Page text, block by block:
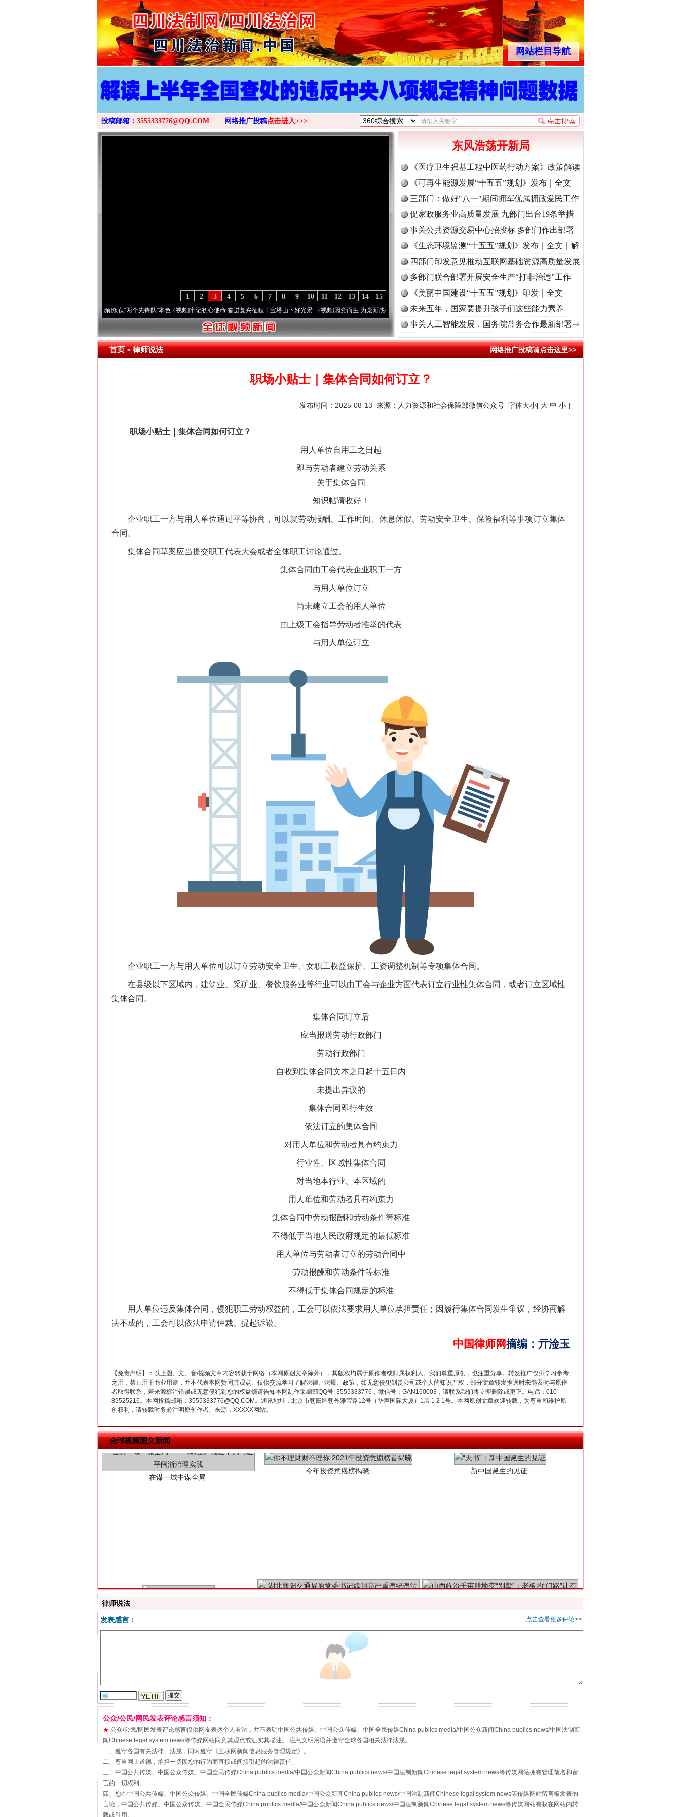
>
网站栏目导航
投稿邮箱： 3555333776@QQ.COM 网络推广投稿点击进入>>>
15
14
13
12
11
10
9
8
7
6
5
4
3
2
1
永葆“两个先锋队”本色·[视频]牢记初心使命 奋进复兴征程丨宝塔山下好光景..·[视频]因党而生 为党而战——百年“纪”事⑧加强纪律..·[视频]牢记初心使命 奋进复兴征程丨“转折之城”激荡..
东风浩荡开新局
《医疗卫生强基工程中医药行动方案》政策解读
《可再生能源发展“十五五”规划》发布｜全文
三部门：做好"八一"期间拥军优属拥政爱民工作
促家政服务业高质量发展 九部门出台19条举措
事关公共资源交易中心招投标 多部门作出部署
《生态环境监测“十五五”规划》发布｜全文｜解
读
四部门印发意见推动互联网基础资源高质量发展
多部门联合部署开展安全生产“打非治违”工作
《美丽中国建设“十五五”规划》印发｜全文
未来五年，国家要提升孩子们这些能力素养
事关人工智能发展，国务院常务会作最新部署⇒
首页»律师说法 网络推广投稿请点击这里>>
职场小贴士｜集体合同如何订立？
发布时间：2025-08-13 来源： 人力资源和社会保障部微信公众号 字体大小[ 大 中 小 ]
职场小贴士｜集体合同如何订立？
用人单位自用工之日起
即与劳动者建立劳动关系
关于集体合同
知识帖请收好！
企业职工一方与用人单位通过平等协商，可以就劳动报酬、工作时间、休息休假、劳动安全卫生、保险福利等事项订立集体
合同。
集体合同草案应当提交职工代表大会或者全体职工讨论通过。
集体合同由工会代表企业职工一方
与用人单位订立
尚未建立工会的用人单位
由上级工会指导劳动者推举的代表
与用人单位订立
企业职工一方与用人单位可以订立劳动安全卫生、女职工权益保护、工资调整机制等专项集体合同。
在县级以下区域内，建筑业、采矿业、餐饮服务业等行业可以由工会与企业方面代表订立行业性集体合同，或者订立区域性
集体合同。
集体合同订立后
应当报送劳动行政部门
劳动行政部门
自收到集体合同文本之日起十五日内
未提出异议的
集体合同即行生效
依法订立的集体合同
对用人单位和劳动者具有约束力
行业性、区域性集体合同
对当地本行业、本区域的
用人单位和劳动者具有约束力
集体合同中劳动报酬和劳动条件等标准
不得低于当地人民政府规定的最低标准
用人单位与劳动者订立的劳动合同中
劳动报酬和劳动条件等标准
不得低于集体合同规定的标准
用人单位违反集体合同，侵犯职工劳动权益的，工会可以依法要求用人单位承担责任；因履行集体合同发生争议，经协商解
决不成的，工会可以依法申请仲裁、提起诉讼。
中国律师网摘编 ： 亓淦玉
【免责声明】：以上图、文、音/视频文章内容转载于网络（本网原创文章除外），其版权均属于原作者或归属权利人。我们尊重原创，也注重分享。转发推广仅供学习参考
之用，禁止用于商业用途，并不代表本网赞同其观点。仅供交流学习了解法律、法规、政策，如无意侵犯到贵公司或个人的知识产权，部分文章转发推送时未能及时与原作
者取得联系，若来源标注错误或无意侵犯到您的权益烦请告知本网制作采编部QQ号: 3555333776，微信号：GAN160003，请联系我们将立即删除或更正。电话：010-
89525216。本网投稿邮箱：3555333776@QQ.COM。通讯地址：北京市朝阳区朝外雅宝路12号（华声国际大厦）1层 1 2 1号。本网原创文章欢迎转载，为尊重和维护原
创权利，请转载时务必注明原创作者、来源：XXXXX网站。
全球视频图文新闻
茶叶“炒上天”
谢谢有你温暖了四季
在谋一域中谋全局
“刷贴”乱象丛生
律师说法
点击查看更多评论>>
发表感言：
公众/公民/网民发表评论感言须知：
★ 公众/公民/网民发表评论感言仅供网友表达个人看法，并不表明中国公共传媒、中国公众传媒、中国全民传媒China publics media/中国公众新闻China publics news/中国法制新
闻Chinese legal system news等传媒网站同意其观点或证实其描述。 注意文明用语并遵守全球各国相关法律法规。
一、遵守各国有关法律、法规，同时遵守《互联网新闻信息服务管理规定》。
二、尊重网上道德，承担一切因您的行为而直接或间接引起的法律责任。
三、中国公共传媒、中国公众传媒、中国全民传媒China publics media/中国公众新闻China publics news/中国法制新闻Chinese legal system news等传媒网站拥有管理笔名和留
言的一切权利。
四、您在中国公共传媒、中国公众传媒、中国全民传媒China publics media/中国公众新闻China publics news/中国法制新闻Chinese legal system news等传媒网站留言板发表的
言论，中国公共传媒、中国公众传媒、中国全民传媒China publics media/中国公众新闻China publics news/中国法制新闻Chinese legal system news等传媒网站有权在网站内转
载或引用。